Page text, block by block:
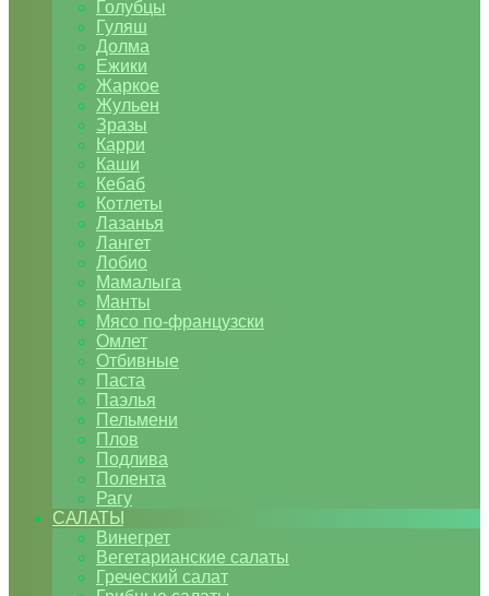
Голубцы
Гуляш
Долма
Ежики
Жаркое
Жульен
Зразы
Карри
Каши
Кебаб
Котлеты
Лазанья
Лангет
Лобио
Мамалыга
Манты
Мясо по-французски
Омлет
Отбивные
Паста
Паэлья
Пельмени
Плов
Подлива
Полента
Рагу
САЛАТЫ
Винегрет
Вегетарианские салаты
Греческий салат